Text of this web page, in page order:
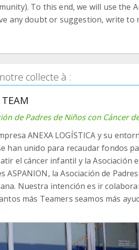
To this end, we will use the
any doubt or suggestion, write to
collecte à :
de Padres de Niños con Cáncer
ANEXA LOGÍSTICA y su
han unido para recaudar fondos
el cáncer infantil y la Asociación
ASPANION, la Asociación de
Nuestra intención es ir
más Teamers seamos más